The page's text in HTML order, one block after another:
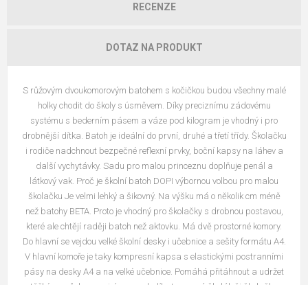
RECENZE
DOTAZ NA PRODUKT
S růžovým dvoukomorovým batohem s kočičkou budou všechny malé
holky chodit do školy s úsměvem. Díky preciznímu zádovému
systému s bederním pásem a váze pod kilogram je vhodný i pro
drobnější dítka. Batoh je ideální do první, druhé a třetí třídy. Školačku
i rodiče nadchnout bezpečné reflexní prvky, boční kapsy na láhev a
další vychytávky. Sadu pro malou princeznu doplňuje penál a
látkový vak. Proč je školní batoh DOPI výbornou volbou pro malou
školačku Je velmi lehký a šikovný. Na výšku má o několik cm méně
než batohy BETA. Proto je vhodný pro školačky s drobnou postavou,
které ale chtějí raději batoh než aktovku. Má dvě prostorné komory.
Do hlavní se vejdou velké školní desky i učebnice a sešity formátu A4.
V hlavní komoře je taky kompresní kapsa s elastickými postranními
pásy na desky A4 a na velké učebnice. Pomáhá přitáhnout a udržet